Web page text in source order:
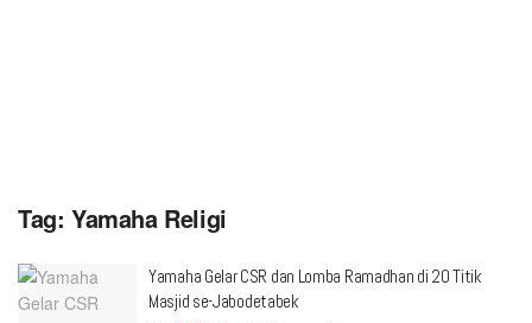
Tag: Yamaha Religi
Yamaha Gelar CSR dan Lomba Ramadhan di 20 Titik
Masjid se-Jabodetabek